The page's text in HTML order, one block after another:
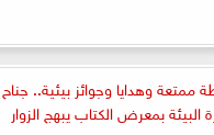
ممتعة وهدايا وجوائز بيئية.. جناح
البيئة بمعرض الكتاب يبهج الزوار